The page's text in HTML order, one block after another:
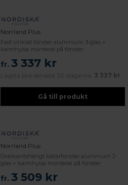
Norrland Plus
Fast vinklat fönster aluminium 3-glas +
karmhylsa monterat på fönster
fr. 3 337 kr
Lägsta pris senaste 30 dagarna: 3 337 kr
Gå till produkt
Norrland Plus
Överkantshängt källarfönster aluminium 2-
glas + karmhylsa monterat på fönster
fr. 3 509 kr